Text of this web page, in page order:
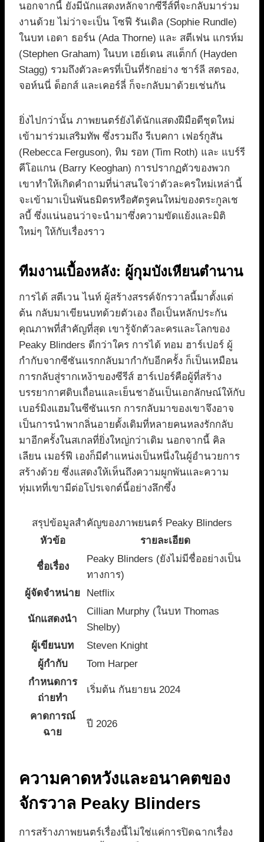
นอกจากนี้ ยังมีนักแสดงหลักจากซีรีส์ที่จะกลับมาร่วม
งานด้วย ไม่ว่าจะเป็น โซฟี รันเดิล (Sophie Rundle)
ในบท เอดา ธอร์น (Ada Thorne) และ สตีเฟน แกรห์ม
(Stephen Graham) ในบท เฮย์เดน สแต็กก์ (Hayden
Stagg) รวมถึงตัวละครที่เป็นที่รักอย่าง ชาร์ลี สตรอง,
จอห์นนี่ ด็อกส์ และเคอร์ลี่ ก็จะกลับมาด้วยเช่นกัน
ยิ่งไปกว่านั้น ภาพยนตร์ยังได้นักแสดงฝีมือดีชุดใหม่
เข้ามาร่วมเสริมทัพ ซึ่งรวมถึง รีเบคกา เฟอร์กูสัน
(Rebecca Ferguson), ทิม รอท (Tim Roth) และ แบร์รี
คีโอแกน (Barry Keoghan) การปรากฏตัวของพวก
เขาทำให้เกิดคำถามที่น่าสนใจว่าตัวละครใหม่เหล่านี้
จะเข้ามาเป็นพันธมิตรหรือศัตรูคนใหม่ของตระกูลเช
ลบี้ ซึ่งแน่นอนว่าจะนำมาซึ่งความขัดแย้งและมิติ
ใหม่ๆ ให้กับเรื่องราว
ทีมงานเบื้องหลัง: ผู้กุมบังเหียนตำนาน
การได้ สตีเวน ไนท์ ผู้สร้างสรรค์จักรวาลนี้มาตั้งแต่
ต้น กลับมาเขียนบทด้วยตัวเอง ถือเป็นหลักประกัน
คุณภาพที่สำคัญที่สุด เขารู้จักตัวละครและโลกของ
Peaky Blinders ดีกว่าใคร การได้ ทอม ฮาร์เปอร์ ผู้
กำกับจากซีซันแรกกลับมากำกับอีกครั้ง ก็เป็นเหมือน
การกลับสู่รากเหง้าของซีรีส์ ฮาร์เปอร์คือผู้ที่สร้าง
บรรยากาศดิบเถื่อนและเย็นชาอันเป็นเอกลักษณ์ให้กับ
เบอร์มิงแฮมในซีซันแรก การกลับมาของเขาจึงอาจ
เป็นการนำพากลิ่นอายดั้งเดิมที่หลายคนหลงรักกลับ
มาอีกครั้งในสเกลที่ยิ่งใหญ่กว่าเดิม นอกจากนี้ คิล
เลียน เมอร์ฟี เองก็มีตำแหน่งเป็นหนึ่งในผู้อำนวยการ
สร้างด้วย ซึ่งแสดงให้เห็นถึงความผูกพันและความ
ทุ่มเทที่เขามีต่อโปรเจกต์นี้อย่างลึกซึ้ง
สรุปข้อมูลสำคัญของภาพยนตร์ Peaky Blinders
หัวข้อ
รายละเอียด
ชื่อเรื่อง
Peaky Blinders (ยังไม่มีชื่ออย่างเป็น
ทางการ)
ผู้จัดจำหน่าย
Netflix
นักแสดงนำ
Cillian Murphy (ในบท Thomas
Shelby)
ผู้เขียนบท
Steven Knight
ผู้กำกับ
Tom Harper
กำหนดการ
ถ่ายทำ
เริ่มต้น กันยายน 2024
คาดการณ์
ฉาย
ปี 2026
ความคาดหวังและอนาคตของ
จักรวาล Peaky Blinders
การสร้างภาพยนตร์เรื่องนี้ไม่ใช่แค่การปิดฉากเรื่อง